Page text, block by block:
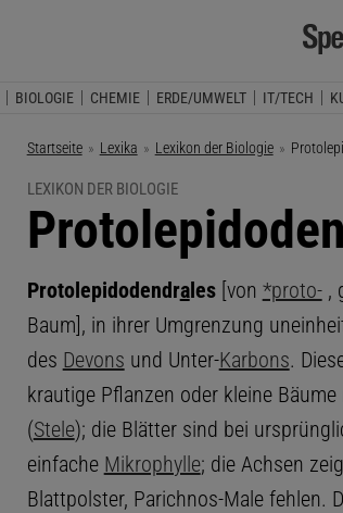
BIOLOGIE CHEMIE ERDE/UMWELT IT/TECH
Startseite Lexika Lexikon der Biologie Aktuelle
LEXIKON DER BIOLOGIE
:
Protolepidodendrales[von *proto-,
Baum], in ihrer Umgrenzung
des Devons und Unter-Karbons.
krautige Pflanzen oder kleine
(Stele); die Blätter sind bei
einfache Mikrophylle; die Achsen
Blattpolster, Parichnos-Male fehlen.